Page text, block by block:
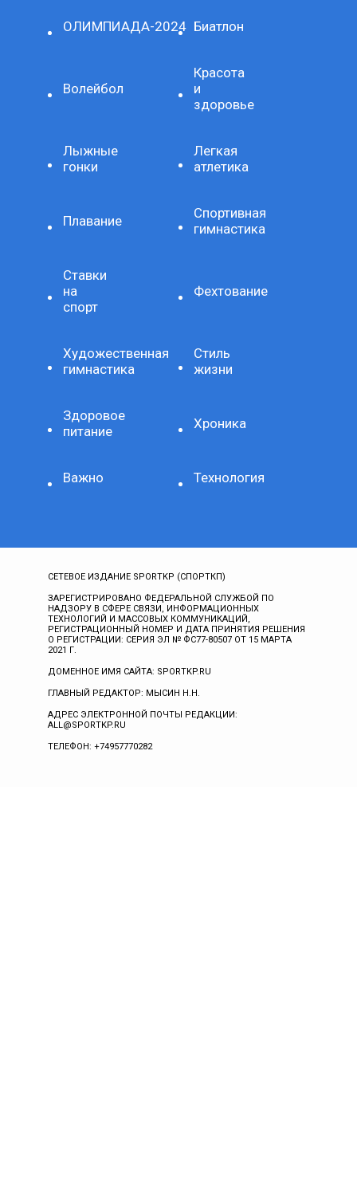
ОЛИМПИАДА-2024 Биатлон
Волейбол
Красота
и
здоровье
Лыжные
гонки
Легкая
атлетика
Плавание
Спортивная
гимнастика
Ставки
на
спорт
Фехтование
Художественная
гимнастика
Стиль
жизни
Здоровое
питание
Хроника
Важно Технология
СЕТЕВОЕ ИЗДАНИЕ SPORTKP (СПОРТКП)
ЗАРЕГИСТРИРОВАНО ФЕДЕРАЛЬНОЙ СЛУЖБОЙ ПО
НАДЗОРУ В СФЕРЕ СВЯЗИ, ИНФОРМАЦИОННЫХ
ТЕХНОЛОГИЙ И МАССОВЫХ КОММУНИКАЦИЙ,
РЕГИСТРАЦИОННЫЙ НОМЕР И ДАТА ПРИНЯТИЯ РЕШЕНИЯ
О РЕГИСТРАЦИИ: СЕРИЯ ЭЛ № ФС77-80507 ОТ 15 МАРТА
2021 Г.
ДОМЕННОЕ ИМЯ САЙТА: SPORTKP.RU
ГЛАВНЫЙ РЕДАКТОР: МЫСИН Н.Н.
АДРЕС ЭЛЕКТРОННОЙ ПОЧТЫ РЕДАКЦИИ:
ALL@SPORTKP.RU
ТЕЛЕФОН: +74957770282